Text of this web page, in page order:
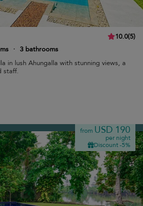
10.0(5)
· 3 bathrooms
in lush Ahungalla with stunning views, a
staff.
from USD 190
per night
Discount -5%